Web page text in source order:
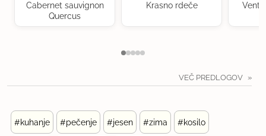
Cabernet sauvignon
Quercus
Krasno rdeče
VEČ PREDLOGOV
#kuhanje #pečenje #jesen #zima #kosilo